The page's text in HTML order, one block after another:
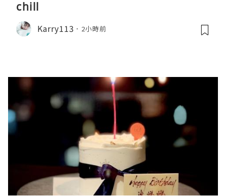
chill
Karry113 2小時前